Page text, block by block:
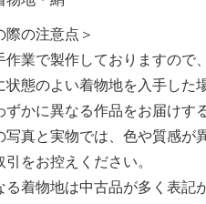
際の注意点＞
業で製作しておりますので
態のよい着物地を入手した
ずかに異なる作品をお届けす
真と実物では、色や質感が
引をお控えください。
着物地は中古品が多く表記